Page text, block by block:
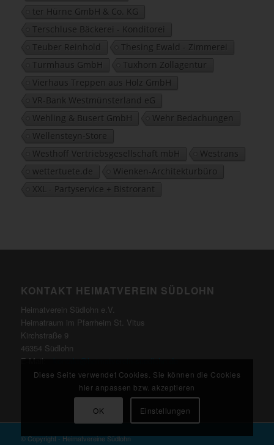
ter Hürne GmbH & Co. KG
Terschluse Bäckerei - Konditorei
Teuber Reinhold
Thesing Ewald - Zimmerei
Turmhaus GmbH
Tuxhorn Zollagentur
Vierhaus Treppen aus Holz GmbH
VR-Bank Westmünsterland eG
Wehling & Busert GmbH
Wehr Bedachungen
Wellensteyn-Store
Westhoff Vertriebsgesellschaft mbH
Westrans
wettertuete.de
Wienken-Architekturbüro
XXL - Partyservice + Bistrorant
KONTAKT HEIMATVEREIN SÜDLOHN
Heimatverein Südlohn e.V.
Heimatraum im Pfarrheim St. Vitus
Kirchstraße 9
46354 Südlohn
E-Mail: kontakt@heimatverein-suedlohn.de
© Copyright - Heimatvereine Südlohn
Diese Seite verwendet Cookies. Sie können die Cookies
hier anpassen bzw. akzeptieren
OK Einstellungen